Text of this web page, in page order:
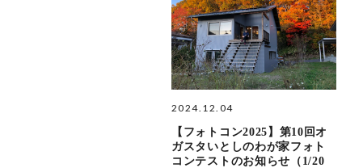
2024.12.04
【フォトコン2025】第10回オ
ガスタいとしのわが家フォト
コンテストのお知らせ（1/20